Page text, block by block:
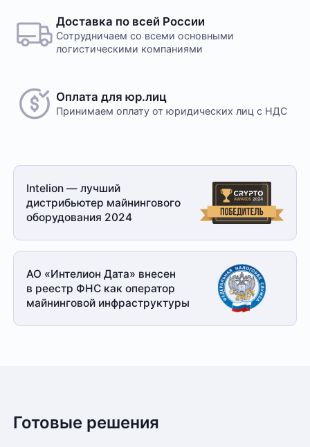
Доставка по всей России
Сотрудничаем со всеми основными
логистическими компаниями
Оплата для юр.лиц
Принимаем оплату от юридических лиц с НДС
Intelion — лучший
дистрибьютер майнингового
оборудования 2024
АО «Интелион Дата» внесен
в реестр ФНС как оператор
майнинговой инфраструктуры
Готовые решения